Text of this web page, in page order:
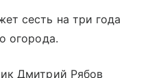
сесть на три года
огорода.
Дмитрий Рябов